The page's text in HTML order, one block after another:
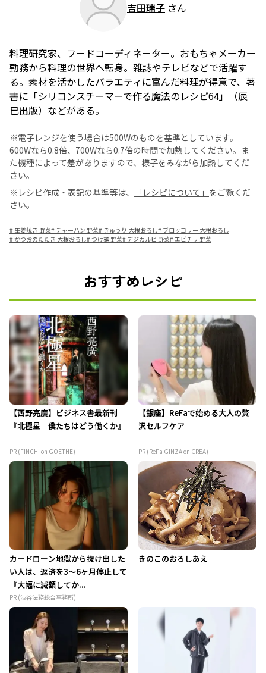
吉田瑞子 さん
料理研究家、フードコーディネーター。おもちゃメーカー
勤務から料理の世界へ転身。雑誌やテレビなどで活躍す
る。素材を活かしたバラエティに富んだ料理が得意で、著
書に「シリコンスチーマーで作る魔法のレシピ64」（辰
巳出版）などがある。
※電子レンジを使う場合は500Wのものを基準としています。
600Wなら0.8倍、700Wなら0.7倍の時間で加熱してください。ま
た機種によって差がありますので、様子をみながら加熱してくだ
さい。
※レシピ作成・表記の基準等は、
「レシピについて」 をご覧くだ
さい。
# 生姜焼き 野菜# チャーハン 野菜# きゅうり 大根おろし# ブロッコリー 大根おろし
# かつおのたたき 大根おろし# つけ麺 野菜#デジカルビ 野菜#エビチリ 野菜
おすすめレシピ
【西野亮廣】ビジネス書最新刊
『北極星 僕たちはどう働くか』
PR (FINCHI on GOETHE)
【銀座】ReFaで始める大人の贅
沢セルフケア
PR (ReFa GINZA on CREA)
カードローン地獄から抜け出した
い人は、返済を3～6ヶ月停止して
『大幅に減額してか...
PR (渋谷法務総合事務所)
きのこのおろしあえ